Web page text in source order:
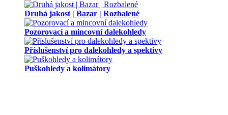
Druhá jakost | Bazar | Rozbalené
Pozorovací a mincovní dalekohledy
Příslušenství pro dalekohledy a spektivy
Puškohledy a kolimátory